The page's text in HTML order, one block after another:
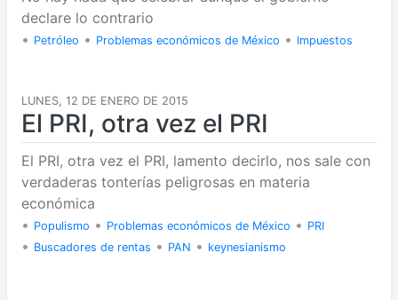
declare lo contrario
• Petróleo • Problemas económicos de México • Impuestos
LUNES, 12 DE ENERO DE 2015
El PRI, otra vez el PRI
El PRI, otra vez el PRI, lamento decirlo, nos sale con
verdaderas tonterías peligrosas en materia
económica
• Populismo • Problemas económicos de México • PRI
• Buscadores de rentas • PAN • keynesianismo